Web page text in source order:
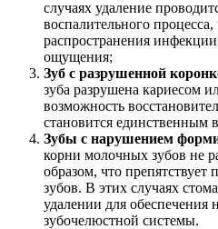
случаях удаление
воспалительного
распространения
ощущения;
Зуб с разрушенной
зуба разрушена кариесом
возможность
становится единственным
Зубы с нарушением
корни молочных зубов не
образом, что
зубов. В этих случаях
удалении для обеспечения
зубочелюстной системы.